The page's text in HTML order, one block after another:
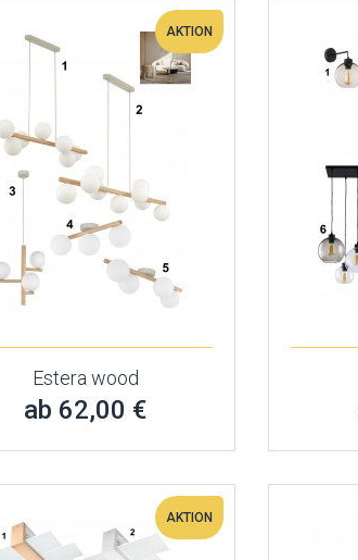
AKTION
Estera wood
ab 62,00 €
AKTION